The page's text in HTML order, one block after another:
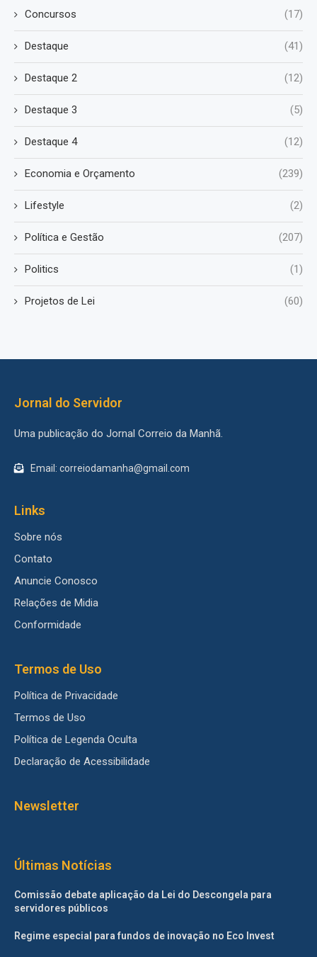
Concursos (17)
Destaque (41)
Destaque 2 (12)
Destaque 3 (5)
Destaque 4 (12)
Economia e Orçamento (239)
Lifestyle (2)
Política e Gestão (207)
Politics (1)
Projetos de Lei (60)
Jornal do Servidor
Uma publicação do Jornal Correio da Manhã.
Email: correiodamanha@gmail.com
Links
Sobre nós
Contato
Anuncie Conosco
Relações de Midia
Conformidade
Termos de Uso
Política de Privacidade
Termos de Uso
Política de Legenda Oculta
Declaração de Acessibilidade
Newsletter
Últimas Notícias
Comissão debate aplicação da Lei do Descongela para
servidores públicos
Regime especial para fundos de inovação no Eco Invest